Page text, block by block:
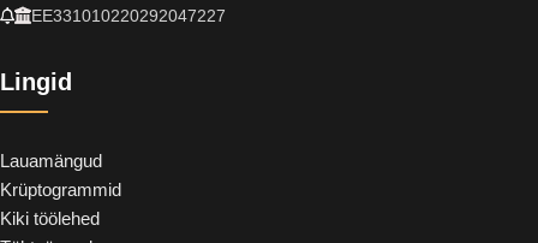
EE331010220292047227
Lingid
Lauamängud
Krüptogrammid
Kiki töölehed